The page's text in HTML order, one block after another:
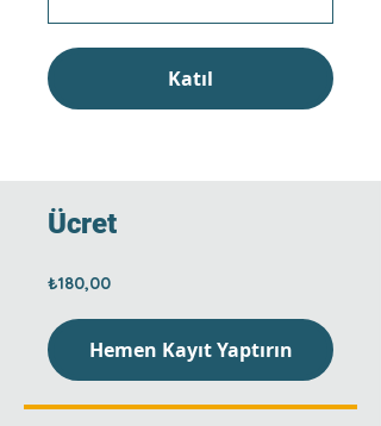
Katıl
Ücret
₺180,00
Hemen Kayıt Yaptırın